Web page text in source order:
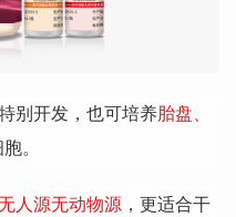
别开发，也可培养胎盘、
。
人源无动物源 ，更适合干